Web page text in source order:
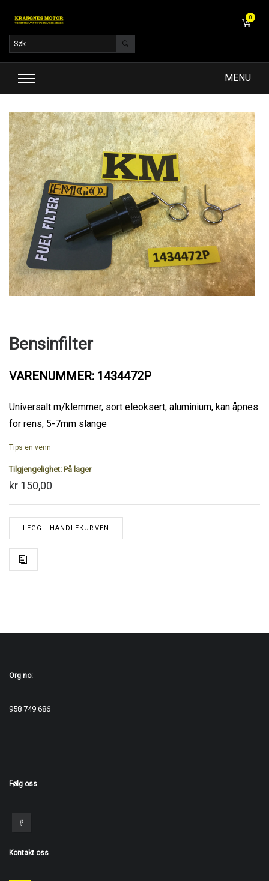
0
MENU
Bensinfilter
VARENUMMER: 1434472P
Universalt m/klemmer, sort eleoksert, aluminium, kan åpnes
for rens, 5-7mm slange
Tips en venn
Tilgjengelighet: På lager
kr 150,00
LEGG I HANDLEKURVEN
Org no:
958 749 686
Følg oss
Kontakt oss